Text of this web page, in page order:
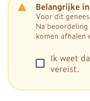
Belangrijke
Voor dit
Na
komen afhalen
Ik weet
vereist.